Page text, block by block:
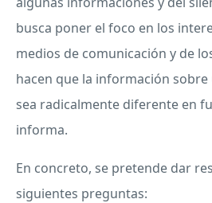
busca poner el foco en los
medios de comunicación y de
hacen que la información
sea radicalmente diferente en
informa.
En concreto, se pretende dar
siguientes preguntas: